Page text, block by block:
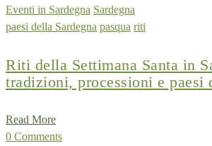
Eventi in Sardegna Sardegna
paesi della Sardegna pasqua riti
Riti della Settimana Santa in
tradizioni, processioni e paesi
Read More
0 Comments